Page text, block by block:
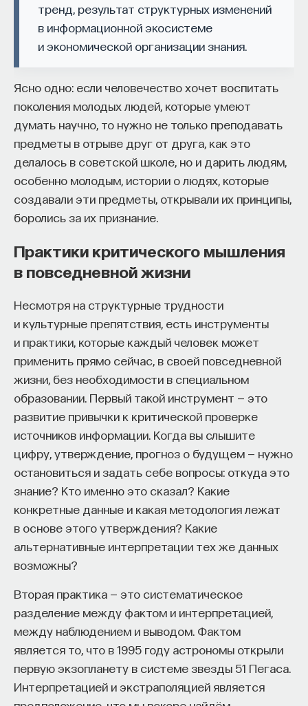
тренд, результат структурных изменений
в информационной экосистеме
и экономической организации знания.
Ясно одно: если человечество хочет воспитать
поколения молодых людей, которые умеют
думать научно, то нужно не только преподавать
предметы в отрыве друг от друга, как это
делалось в советской школе, но и дарить людям,
особенно молодым, истории о людях, которые
создавали эти предметы, открывали их принципы,
боролись за их признание.
Практики критического мышления
в повседневной жизни
Несмотря на структурные трудности
и культурные препятствия, есть инструменты
и практики, которые каждый человек может
применить прямо сейчас, в своей повседневной
жизни, без необходимости в специальном
образовании. Первый такой инструмент — это
развитие привычки к критической проверке
источников информации. Когда вы слышите
цифру, утверждение, прогноз о будущем — нужно
остановиться и задать себе вопросы: откуда это
знание? Кто именно это сказал? Какие
конкретные данные и какая методология лежат
в основе этого утверждения? Какие
альтернативные интерпретации тех же данных
возможны?
Вторая практика — это систематическое
разделение между фактом и интерпретацией,
между наблюдением и выводом. Фактом
является то, что в 1995 году астрономы открыли
первую экзопланету в системе звезды 51 Пегаса.
Интерпретацией и экстраполяцией является